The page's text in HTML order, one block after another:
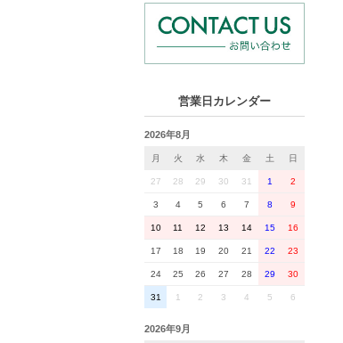
営業日カレンダー
2026年8月
月 火 水 木 金 土 日
27 28 29 30 31 1 2
3 4 5 6 7 8 9
10 11 12 13 14 15 16
17 18 19 20 21 22 23
24 25 26 27 28 29 30
31 1 2 3 4 5 6
2026年9月